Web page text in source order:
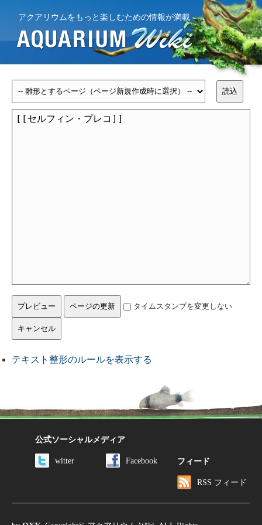
アクアリウムをもっと楽しむための情報が満載
タイムスタンプを変更しない
テキスト整形のルールを表示する
公式ソーシャルメディア
witter Facebook フィード
RSS フィード